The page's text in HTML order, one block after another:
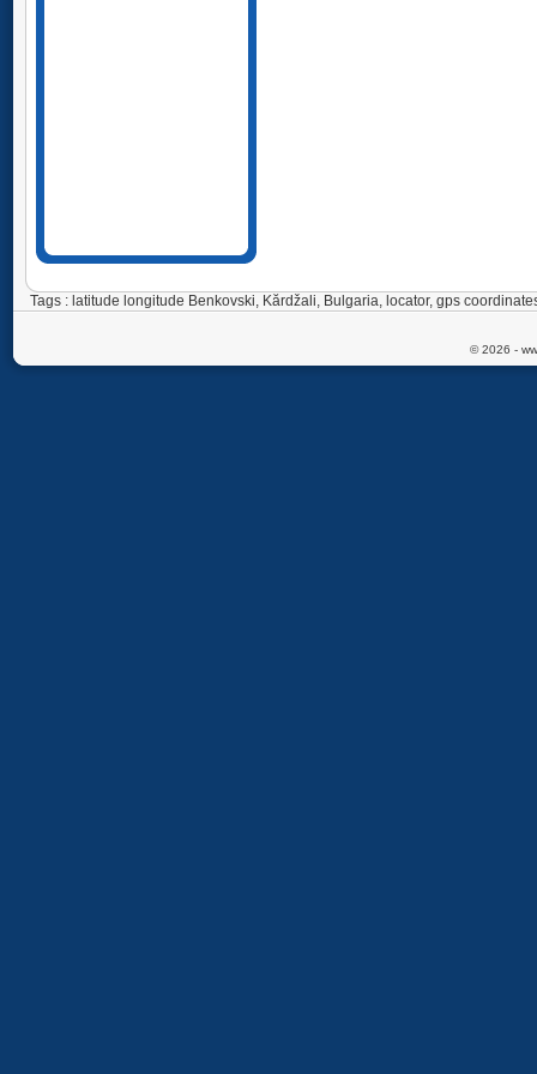
Tags : latitude longitude Benkovski, Kărdžali, Bulgaria, locator, gps
© 2026 -